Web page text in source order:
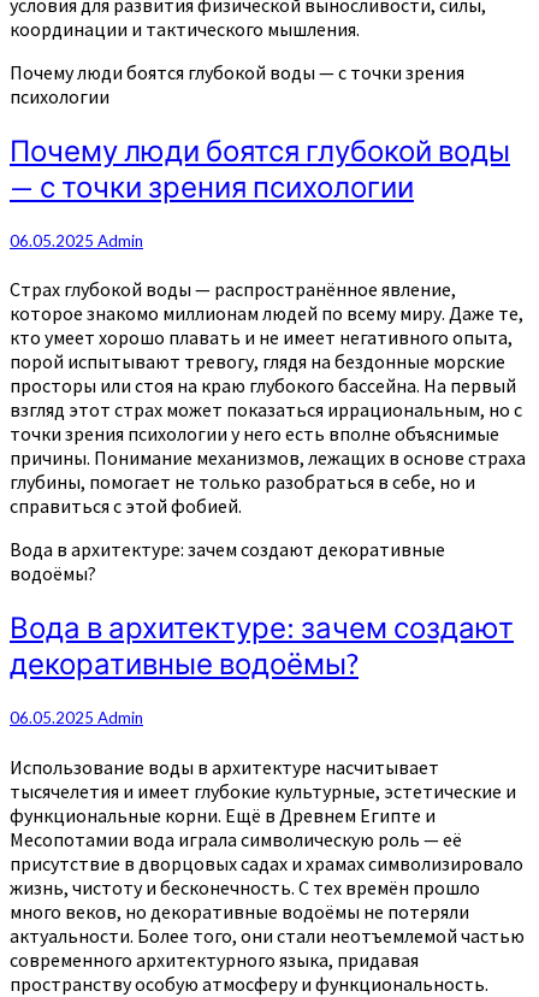
условия для развития физической выносливости, силы,
координации и тактического мышления.
Почему люди боятся глубокой воды — с точки зрения
психологии
Почему люди боятся глубокой воды
— с точки зрения психологии
06.05.2025 Admin
Страх глубокой воды — распространённое явление,
которое знакомо миллионам людей по всему миру. Даже те,
кто умеет хорошо плавать и не имеет негативного опыта,
порой испытывают тревогу, глядя на бездонные морские
просторы или стоя на краю глубокого бассейна. На первый
взгляд этот страх может показаться иррациональным, но с
точки зрения психологии у него есть вполне объяснимые
причины. Понимание механизмов, лежащих в основе страха
глубины, помогает не только разобраться в себе, но и
справиться с этой фобией.
Вода в архитектуре: зачем создают декоративные
водоёмы?
Вода в архитектуре: зачем создают
декоративные водоёмы?
06.05.2025 Admin
Использование воды в архитектуре насчитывает
тысячелетия и имеет глубокие культурные, эстетические и
функциональные корни. Ещё в Древнем Египте и
Месопотамии вода играла символическую роль — её
присутствие в дворцовых садах и храмах символизировало
жизнь, чистоту и бесконечность. С тех времён прошло
много веков, но декоративные водоёмы не потеряли
актуальности. Более того, они стали неотъемлемой частью
современного архитектурного языка, придавая
пространству особую атмосферу и функциональность.